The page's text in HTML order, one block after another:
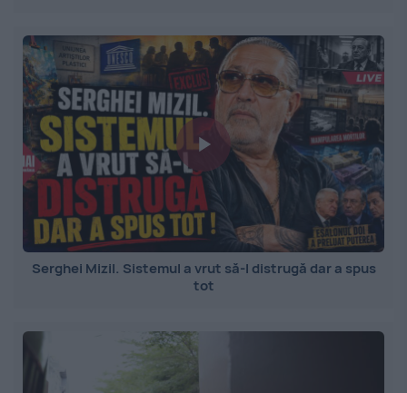
Serghei Mizil. Sistemul a vrut să-l distrugă dar a spus
tot